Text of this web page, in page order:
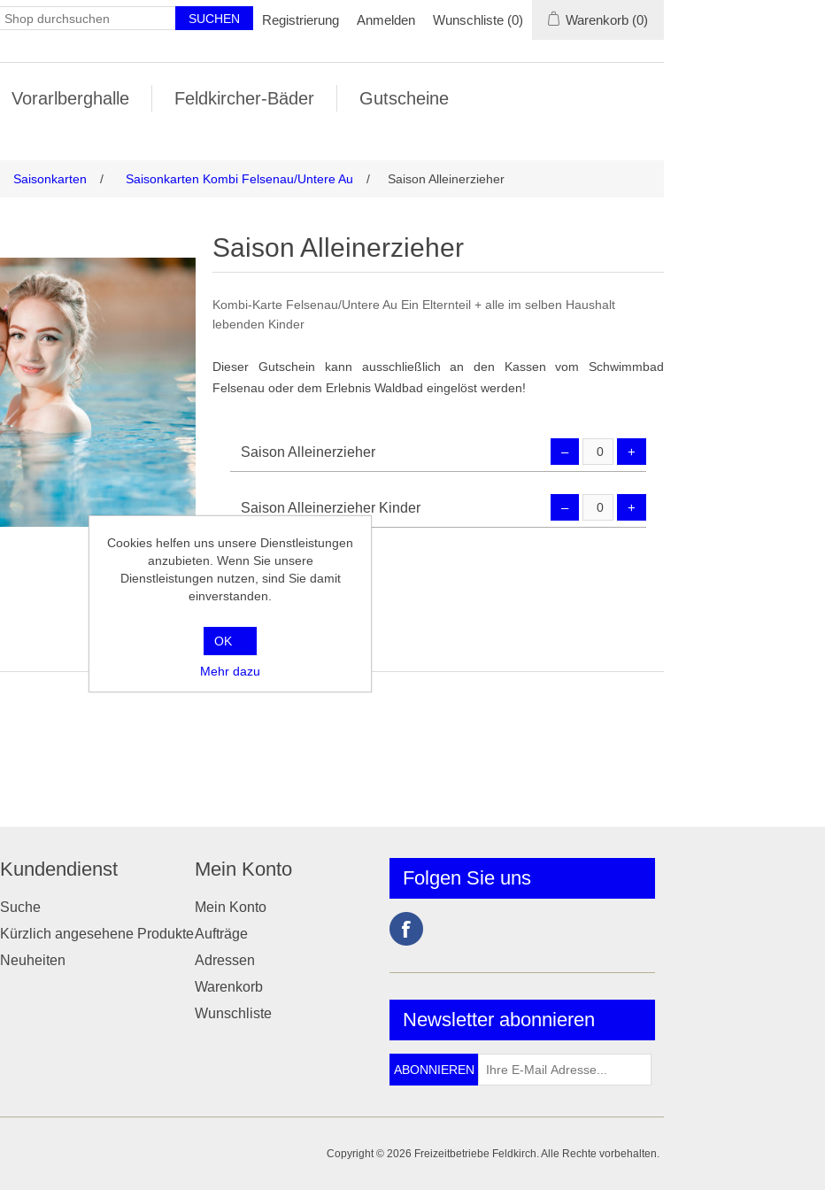
Registrierung Anmelden Wunschliste (0) Warenkorb (0)
Vorarlberghalle Feldkircher-Bäder Gutscheine
Saisonkarten / Saisonkarten Kombi Felsenau/Untere Au / Saison Alleinerzieher
Saison Alleinerzieher
Kombi-Karte Felsenau/Untere Au Ein Elternteil + alle im selben Haushalt
lebenden Kinder
Dieser Gutschein kann ausschließlich an den Kassen vom Schwimmbad
Felsenau oder dem Erlebnis Waldbad eingelöst werden!
Saison Alleinerzieher – +
Saison Alleinerzieher Kinder – +
Kundendienst
Suche
Kürzlich angesehene Produkte
Neuheiten
Mein Konto
Mein Konto
Aufträge
Adressen
Warenkorb
Wunschliste
Folgen Sie uns
Newsletter abonnieren
Copyright © 2026 Freizeitbetriebe Feldkirch. Alle Rechte vorbehalten.
Cookies helfen uns unsere Dienstleistungen
anzubieten. Wenn Sie unsere
Dienstleistungen nutzen, sind Sie damit
einverstanden.
OK
Mehr dazu